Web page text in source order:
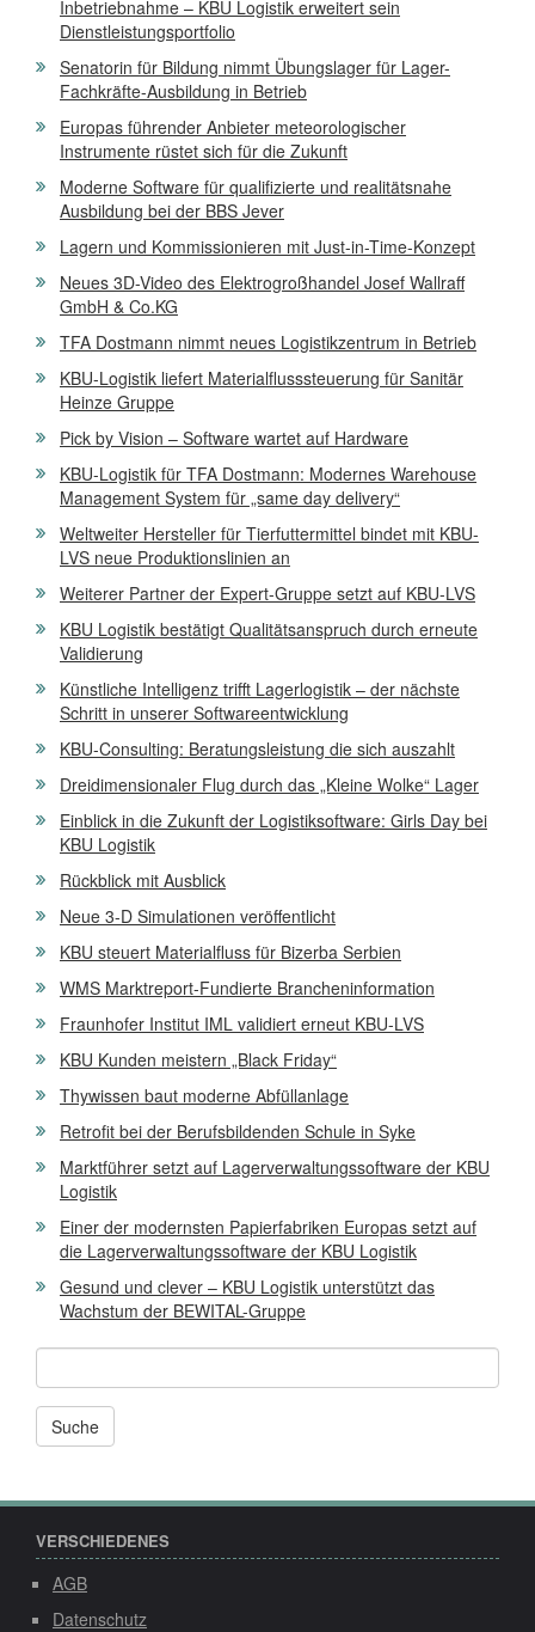
Inbetriebnahme – KBU Logistik erweitert sein
Dienstleistungsportfolio
Senatorin für Bildung nimmt Übungslager für Lager-
Fachkräfte-Ausbildung in Betrieb
Europas führender Anbieter meteorologischer
Instrumente rüstet sich für die Zukunft
Moderne Software für qualifizierte und realitätsnahe
Ausbildung bei der BBS Jever
Lagern und Kommissionieren mit Just-in-Time-Konzept
Neues 3D-Video des Elektrogroßhandel Josef Wallraff
GmbH & Co.KG
TFA Dostmann nimmt neues Logistikzentrum in Betrieb
KBU-Logistik liefert Materialflusssteuerung für Sanitär
Heinze Gruppe
Pick by Vision – Software wartet auf Hardware
KBU-Logistik für TFA Dostmann: Modernes Warehouse
Management System für „same day delivery“
Weltweiter Hersteller für Tierfuttermittel bindet mit KBU-
LVS neue Produktionslinien an
Weiterer Partner der Expert-Gruppe setzt auf KBU-LVS
KBU Logistik bestätigt Qualitätsanspruch durch erneute
Validierung
Künstliche Intelligenz trifft Lagerlogistik – der nächste
Schritt in unserer Softwareentwicklung
KBU-Consulting: Beratungsleistung die sich auszahlt
Dreidimensionaler Flug durch das „Kleine Wolke“ Lager
Einblick in die Zukunft der Logistiksoftware: Girls Day bei
KBU Logistik
Rückblick mit Ausblick
Neue 3-D Simulationen veröffentlicht
KBU steuert Materialfluss für Bizerba Serbien
WMS Marktreport-Fundierte Brancheninformation
Fraunhofer Institut IML validiert erneut KBU-LVS
KBU Kunden meistern „Black Friday“
Thywissen baut moderne Abfüllanlage
Retrofit bei der Berufsbildenden Schule in Syke
Marktführer setzt auf Lagerverwaltungssoftware der KBU
Logistik
Einer der modernsten Papierfabriken Europas setzt auf
die Lagerverwaltungssoftware der KBU Logistik
Gesund und clever – KBU Logistik unterstützt das
Wachstum der BEWITAL-Gruppe
Andere
News
und
Seiten
durchsuchen
VERSCHIEDENES
AGB
Datenschutz